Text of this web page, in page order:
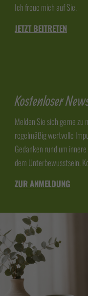
Ich freue mich auf Sie.
JETZT BEITRETEN
Kostenloser
Melden Sie sich gerne
regelmäßig wertvolle
Gedanken rund um
dem Unterbewusstsein.
ZUR ANMELDUNG